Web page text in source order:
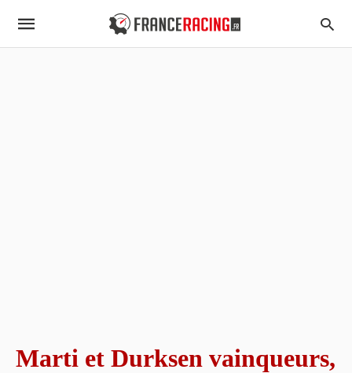
Marti et Durksen vainqueurs,